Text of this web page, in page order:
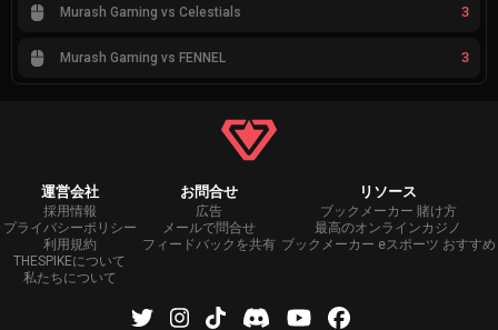
Murash Gaming vs Celestials 3
Murash Gaming vs FENNEL 3
運営会社
採用情報
プライバシーポリシー
利用規約
THESPIKEについて
私たちについて
お問合せ
広告
メールで問合せ
フィードバックを共有
リソース
ブックメーカー 賭け方
最高のオンラインカジノ
ブックメーカー eスポーツ おすすめ